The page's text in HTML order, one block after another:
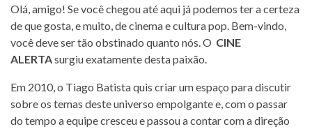
Olá, amigo! Se você chegou até aqui já podemos ter a certeza
de que gosta, e muito, de cinema e cultura pop. Bem-vindo,
você deve ser tão obstinado quanto nós. O CINE
ALERTAsurgiu exatamente desta paixão.
Em 2010, o Tiago Batista quis criar um espaço para discutir
sobre os temas deste universo empolgante e, com o passar
do tempo a equipe cresceu e passou a contar com a direção